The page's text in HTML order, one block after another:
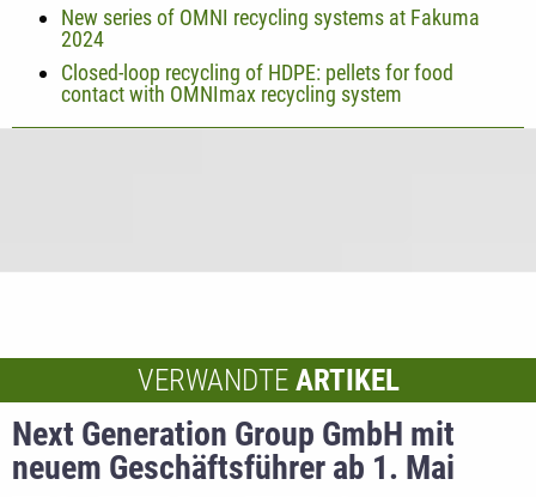
New series of OMNI recycling systems at Fakuma
2024
Closed-loop recycling of HDPE: pellets for food
contact with OMNImax recycling system
VERWANDTE ARTIKEL
Next Generation Group GmbH mit
neuem Geschäftsführer ab 1. Mai